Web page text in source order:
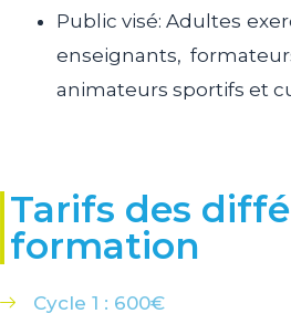
Public visé: Adultes
enseignants,
animateurs sportifs et
Tarifs des
formation
Cycle 1 : 600€